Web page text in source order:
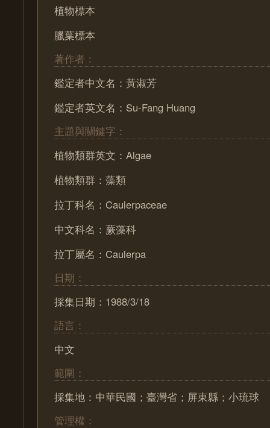
植物標本
臘葉標本
著作者：
鑑定者中文名：黃淑芳
鑑定者英文名：Su-Fang Huang
主題與關鍵字：
植物類群英文：Algae
植物類群：藻類
拉丁科名：Caulerpaceae
中文科名：蕨藻科
拉丁屬名：Caulerpa
日期：
採集日期：1988/3/18
語言：
中文
範圍：
採集地：中華民國；臺灣省；屏東縣；小琉球
管理權：